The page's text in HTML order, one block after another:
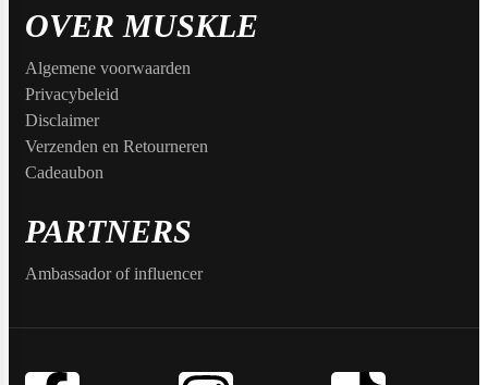
OVER MUSKLE
Algemene voorwaarden
Privacybeleid
Disclaimer
Verzenden en Retourneren
Cadeaubon
PARTNERS
Ambassador of influencer